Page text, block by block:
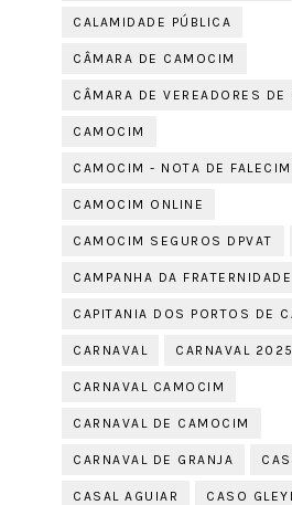
CALAMIDADE PÚBLICA
CÂMARA DE CAMOCIM
CÂMARA DE VEREADORES DE
CAMOCIM
CAMOCIM - NOTA DE
CAMOCIM ONLINE
CAMOCIM SEGUROS DPVAT
CAMPANHA DA FRATERNIDADE
CAPITANIA DOS PORTOS DE
CARNAVAL CARNAVAL 2025
CARNAVAL CAMOCIM
CARNAVAL DE CAMOCIM
CARNAVAL DE GRANJA
CASAL AGUIAR CASO